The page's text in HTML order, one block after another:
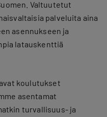
Valtuutetut
palveluita aina
asennukseen ja
latauskenttiä
koulutukset
asentamat
turvallisuus- ja